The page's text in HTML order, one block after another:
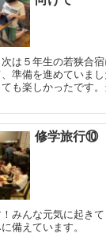
は５年生の若狭合
準備を進めていま
も楽しかったです
修学旅行⑩
みんな元気に起き
備えています。